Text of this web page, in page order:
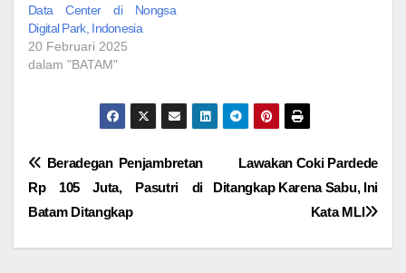
Data Center di Nongsa
Digital Park, Indonesia
20 Februari 2025
dalam "BATAM"
Navigasi
pos
Lawakan Coki Pardede
Ditangkap Karena Sabu, Ini
Kata MLI
Beradegan Penjambretan
Rp 105 Juta, Pasutri di
Batam Ditangkap